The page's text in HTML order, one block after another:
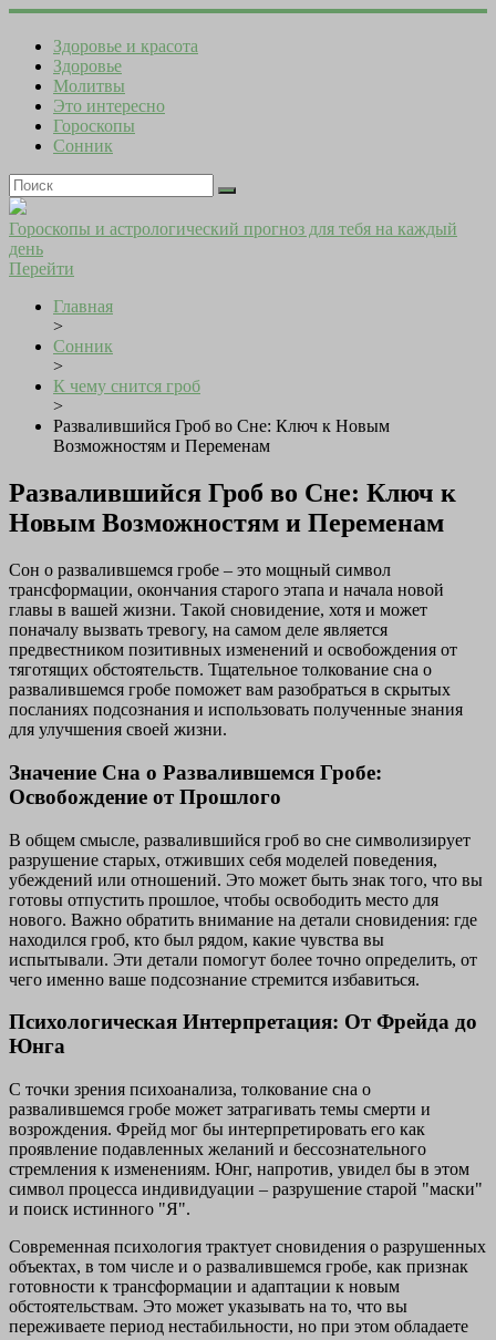
Здоровье и красота
Здоровье
Молитвы
Это интересно
Гороскопы
Сонник
Гороскопы и астрологический прогноз для тебя на каждый
день
Перейти
Главная
>
Сонник
>
К чему снится гроб
>
Развалившийся Гроб во Сне: Ключ к Новым
Возможностям и Переменам
Развалившийся Гроб во Сне: Ключ к
Новым Возможностям и Переменам
Сон о развалившемся гробе – это мощный символ
трансформации, окончания старого этапа и начала новой
главы в вашей жизни. Такой сновидение, хотя и может
поначалу вызвать тревогу, на самом деле является
предвестником позитивных изменений и освобождения от
тяготящих обстоятельств. Тщательное толкование сна о
развалившемся гробе поможет вам разобраться в скрытых
посланиях подсознания и использовать полученные знания
для улучшения своей жизни.
Значение Сна о Развалившемся Гробе:
Освобождение от Прошлого
В общем смысле, развалившийся гроб во сне символизирует
разрушение старых, отживших себя моделей поведения,
убеждений или отношений. Это может быть знак того, что вы
готовы отпустить прошлое, чтобы освободить место для
нового. Важно обратить внимание на детали сновидения: где
находился гроб, кто был рядом, какие чувства вы
испытывали. Эти детали помогут более точно определить, от
чего именно ваше подсознание стремится избавиться.
Психологическая Интерпретация: От Фрейда до
Юнга
С точки зрения психоанализа, толкование сна о
развалившемся гробе может затрагивать темы смерти и
возрождения. Фрейд мог бы интерпретировать его как
проявление подавленных желаний и бессознательного
стремления к изменениям. Юнг, напротив, увидел бы в этом
символ процесса индивидуации – разрушение старой "маски"
и поиск истинного "Я".
Современная психология трактует сновидения о разрушенных
объектах, в том числе и о развалившемся гробе, как признак
готовности к трансформации и адаптации к новым
обстоятельствам. Это может указывать на то, что вы
переживаете период нестабильности, но при этом обладаете